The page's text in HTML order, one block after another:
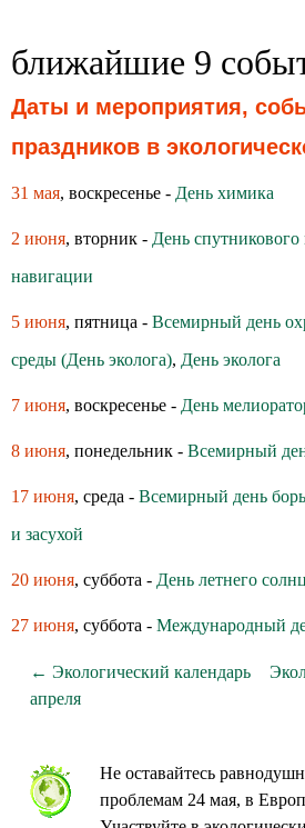
ближайшие 9
Даты и мероприятия,
праздников в
31 мая, воскресенье - День химика
2 июня, вторник - День
навигации
5 июня, пятница - Всемирный день
среды (День эколога), День эколога
7 июня, воскресенье - День
8 июня, понедельник - Всемирный
17 июня, среда - Всемирный день
и засухой
20 июня, суббота - День летнего
27 июня, суббота - Международный
← Экологический календарь
апреля
Не оставайтесь
проблемам 24 мая, в